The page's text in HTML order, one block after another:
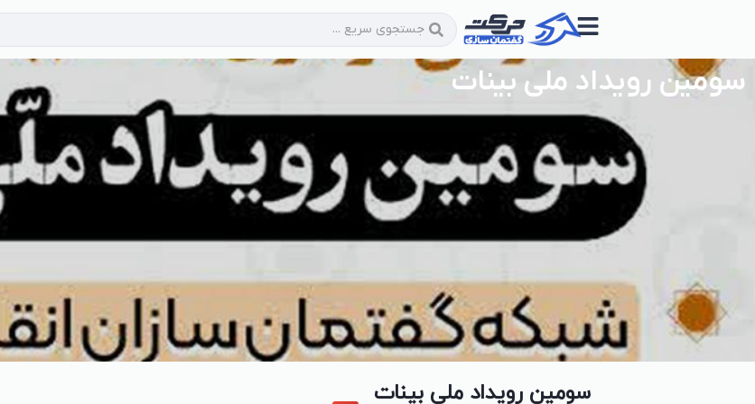
سومین رویداد ملی بینات
سومین رویداد ملی بینات